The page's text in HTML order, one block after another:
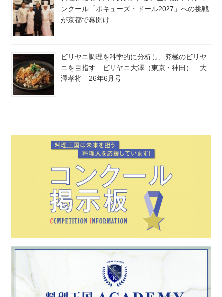
ンクール「ボキューズ・ドール2027」への挑戦
が京都で幕開け
ビリヤニ調理を科学的に分析し、究極のビリヤ
ニを目指す ビリヤニ大澤（東京・神田） 大
澤孝将 26年6月号